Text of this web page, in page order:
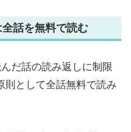
話を無料で読む
だ話の読み返しに制限
則として全話無料で読み